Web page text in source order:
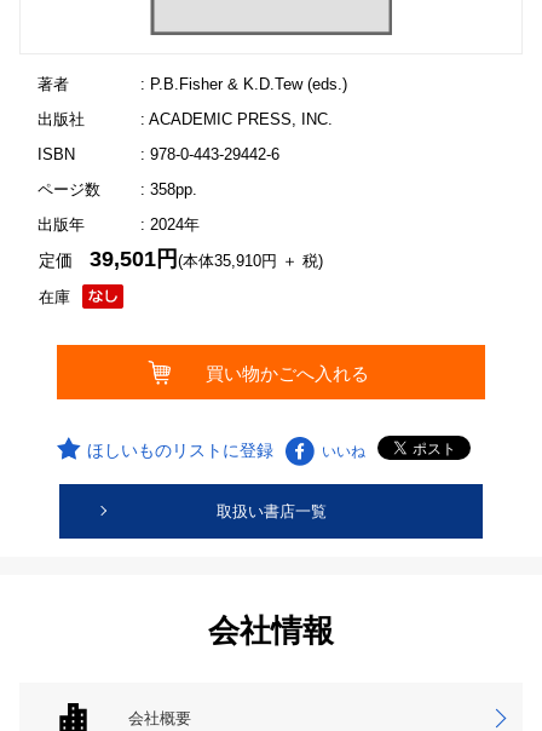
著者
: P.B.Fisher & K.D.Tew (eds.)
出版社
: ACADEMIC PRESS, INC.
ISBN
: 978-0-443-29442-6
ページ数
: 358pp.
出版年
: 2024年
在庫
定価39,501円(本体35,910円 ＋ 税)
ほしいものリストに登録 いいね
取扱い書店一覧
会社情報
会社概要